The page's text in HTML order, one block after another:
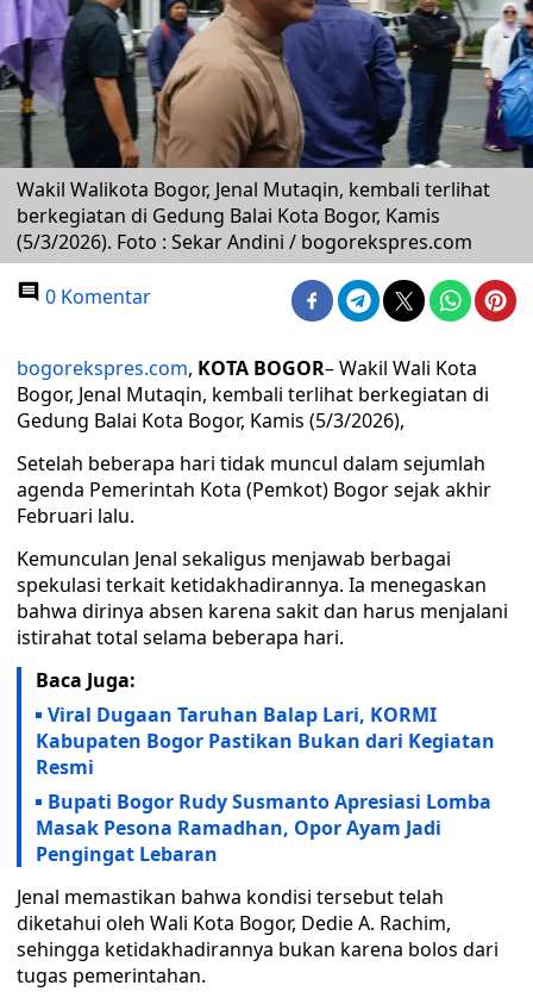
Wakil Walikota Bogor, Jenal Mutaqin, kembali terlihat
berkegiatan di Gedung Balai Kota Bogor, Kamis
(5/3/2026). Foto : Sekar Andini / bogorekspres.com
0 Komentar
bogorekspres.com, KOTA BOGOR– Wakil Wali Kota
Bogor, Jenal Mutaqin, kembali terlihat berkegiatan di
Gedung Balai Kota Bogor, Kamis (5/3/2026),
Setelah beberapa hari tidak muncul dalam sejumlah
agenda Pemerintah Kota (Pemkot) Bogor sejak akhir
Februari lalu.
Kemunculan Jenal sekaligus menjawab berbagai
spekulasi terkait ketidakhadirannya. Ia menegaskan
bahwa dirinya absen karena sakit dan harus menjalani
istirahat total selama beberapa hari.
Baca Juga:
Viral Dugaan Taruhan Balap Lari, KORMI
Kabupaten Bogor Pastikan Bukan dari Kegiatan
Resmi
Bupati Bogor Rudy Susmanto Apresiasi Lomba
Masak Pesona Ramadhan, Opor Ayam Jadi
Pengingat Lebaran
Jenal memastikan bahwa kondisi tersebut telah
diketahui oleh Wali Kota Bogor, Dedie A. Rachim,
sehingga ketidakhadirannya bukan karena bolos dari
tugas pemerintahan.